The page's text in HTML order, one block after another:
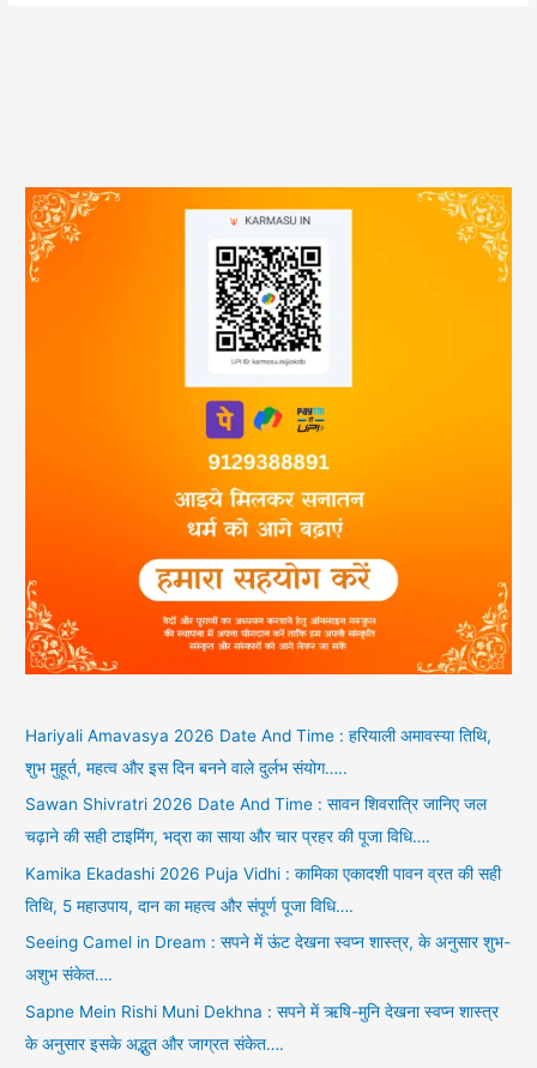
Hariyali Amavasya 2026 Date And Time : हरियाली अमावस्या तिथि,
शुभ मुहूर्त, महत्व और इस दिन बनने वाले दुर्लभ संयोग…..
Sawan Shivratri 2026 Date And Time : सावन शिवरात्रि जानिए जल
चढ़ाने की सही टाइमिंग, भद्रा का साया और चार प्रहर की पूजा विधि….
Kamika Ekadashi 2026 Puja Vidhi : कामिका एकादशी पावन व्रत की सही
तिथि, 5 महाउपाय, दान का महत्व और संपूर्ण पूजा विधि….
Seeing Camel in Dream : सपने में ऊंट देखना स्वप्न शास्त्र, के अनुसार शुभ-
अशुभ संकेत….
Sapne Mein Rishi Muni Dekhna : सपने में ऋषि-मुनि देखना स्वप्न शास्त्र
के अनुसार इसके अद्भुत और जाग्रत संकेत….